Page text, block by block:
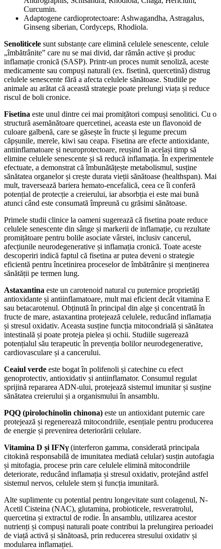
Curcumin.
Adaptogene cardioprotectoare: Ashwagandha, Astragalus,
Ginseng siberian, Cordyceps, Rhodiola.
Senoliticele sunt substanțe care elimină celulele senescente, celule
„îmbătrânite” care nu se mai divid, dar rămân active și produc
inflamație cronică (SASP). Printr-un proces numit senoliză, aceste
medicamente sau compuși naturali (ex. fisetină, quercetină) distrug
celulele senescente fără a afecta celulele sănătoase. Studiile pe
animale au arătat că această strategie poate prelungi viața și reduce
riscul de boli cronice.
Fisetina este unul dintre cei mai promițători compuși senolitici. Cu o
structură asemănătoare quercetinei, aceasta este un flavonoid de
culoare galbenă, care se găsește în fructe și legume precum
căpșunile, merele, kiwi sau ceapa. Fisetina are efecte antioxidante,
antiinflamatoare și neuroprotectoare, reușind în același timp să
elimine celulele senescente și să reducă inflamația. În experimentele
efectuate, a demonstrat că îmbunătățește metabolismul, susține
sănătatea organelor și crește durata vieții sănătoase (healthspan). Mai
mult, traversează bariera hemato-encefalică, ceea ce îi conferă
potențial de protecție a creierului, iar absorbția ei este mai bună
atunci când este consumată împreună cu grăsimi sănătoase.
Primele studii clinice la oameni sugerează că fisetina poate reduce
celulele senescente din sânge și markerii de inflamație, cu rezultate
promițătoare pentru bolile asociate vârstei, inclusiv cancerul,
afecțiunile neurodegenerative și inflamația cronică. Toate aceste
descoperiri indică faptul că fisetina ar putea deveni o strategie
eficientă pentru încetinirea proceselor de îmbătrânire și menținerea
sănătății pe termen lung.
Astaxantina este un carotenoid natural cu puternice proprietăți
antioxidante și antiinflamatoare, mult mai eficient decât vitamina E
sau betacarotenul. Obținută în principal din alge și concentrată în
fructe de mare, astaxantina protejează celulele, reducând inflamația
și stresul oxidativ. Aceasta susține funcția mitocondrială și sănătatea
intestinală și poate proteja pielea și ochii. Studiile sugerează
potențialul său terapeutic în prevenția bolilor neurodegenerative,
cardiovasculare și a cancerului.
Ceaiul verde este bogat în polifenoli și catechine cu efect
genoprotectiv, antioxidativ și antiinflamator. Consumul regulat
sprijină repararea ADN-ului, protejează sistemul imunitar și susține
sănătatea creierului și a organismului în ansamblu.
PQQ (pirolochinolin chinona) este un antioxidant puternic care
protejează și regenerează mitocondriile, esențiale pentru producerea
de energie și prevenirea deteriorării celulare.
Vitamina D și IFNγ(interferon gamma, considerată principala
citokină responsabilă de imunitatea mediată celular) susțin autofagia
și mitofagia, procese prin care celulele elimină mitocondriile
deteriorate, reducând inflamația și stresul oxidativ, protejând astfel
sistemul nervos, celulele stem și funcția imunitară.
Alte suplimente cu potential pentru longevitate sunt colagenul, N-
Acetil Cisteina (NAC), glutamina, probioticele, resveratrolul,
quercetina și extractul de rodie. În ansamblu, utilizarea acestor
nutrienți și compuși naturali poate contribui la prelungirea perioadei
de viață activă și sănătoasă, prin reducerea stresului oxidativ și
modularea inflamației.